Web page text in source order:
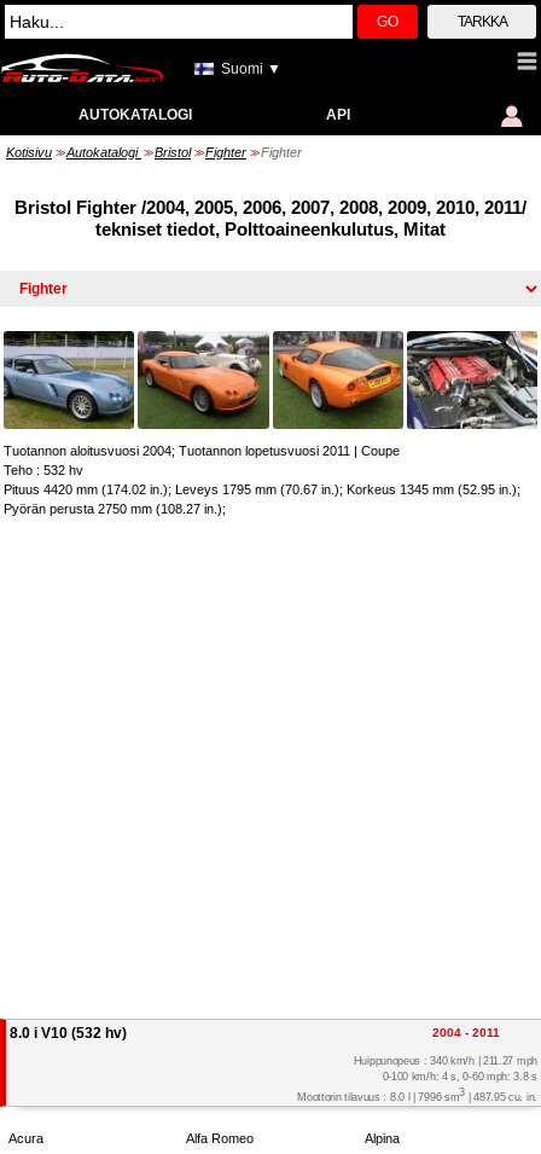
GO TARKKA
Suomi ▼
AUTOKATALOGI API
Kotisivu >> Autokatalogi >> Bristol >> Fighter >> Fighter
Bristol Fighter /2004, 2005, 2006, 2007, 2008, 2009, 2010, 2011/
tekniset tiedot, Polttoaineenkulutus, Mitat
Tuotannon aloitusvuosi 2004; Tuotannon lopetusvuosi 2011 | Coupe
Teho : 532 hv
Pituus 4420 mm (174.02 in.); Leveys 1795 mm (70.67 in.); Korkeus 1345 mm (52.95 in.);
Pyörän perusta 2750 mm (108.27 in.);
8.0 i V10 (532 hv) 2004 - 2011
Huippunopeus : 340 km/h | 211.27 mph
0-100 km/h: 4 s, 0-60 mph: 3.8 s
Moottorin tilavuus : 8.0 l | 7996 sm3 | 487.95 cu. in.
Acura Alfa Romeo Alpina